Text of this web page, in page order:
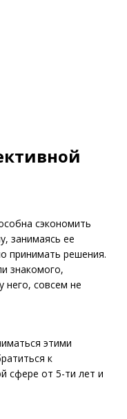
сэкономить
занимаясь ее
принимать решения.
знакомого,
него, совсем не
этими
к
сфере от 5-ти лет и